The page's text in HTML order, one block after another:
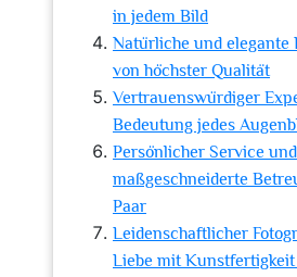
in jedem Bild
Natürliche und elegante
von höchster Qualität
Vertrauenswürdiger
Bedeutung jedes
Persönlicher Service und
maßgeschneiderte
Paar
Leidenschaftlicher
Liebe mit